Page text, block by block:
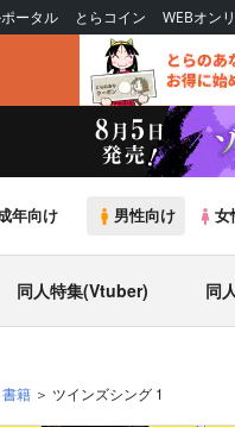
ータル とらコイン WEBオン
年向け 男性向け 女
同人特集(Vtuber) 同
籍 ツインズシング 1